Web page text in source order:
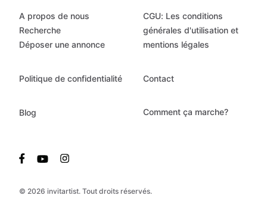
© 2026 invitartist. Tout droits réservés.
A propos de nous
Recherche
Déposer une annonce
CGU: Les conditions
générales d'utilisation et
mentions légales
Politique de confidentialité Contact
Blog Comment ça marche?